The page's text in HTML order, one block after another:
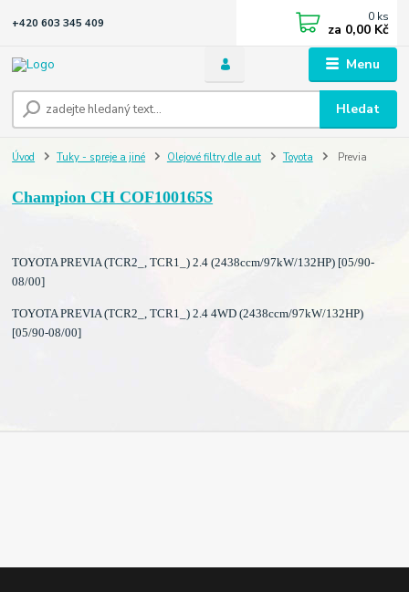
Menu
Hledat
+420 603 345 409 0 ks
za 0,00 Kč
Úvod Tuky - spreje a jiné Olejové filtry dle aut Toyota Previa
Champion CH COF100165S
TOYOTA PREVIA (TCR2_, TCR1_) 2.4 (2438ccm/97kW/132HP) [05/90-
08/00]
TOYOTA PREVIA (TCR2_, TCR1_) 2.4 4WD (2438ccm/97kW/132HP)
[05/90-08/00]